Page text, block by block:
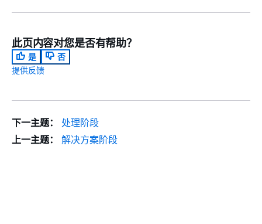
此页内容对您是否有帮助？
是
否
提供反馈
下一主题：
处理阶段
上一主题：
解决方案阶段